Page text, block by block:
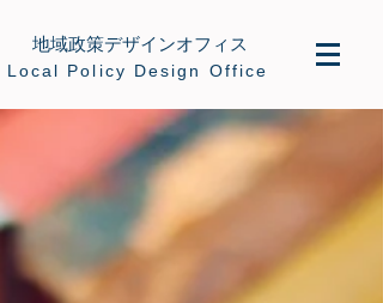
地域政策デザインオフィス
​Local Policy Design Office